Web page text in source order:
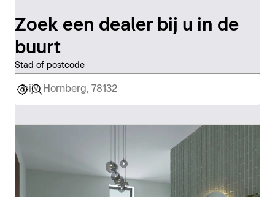
Zoek een dealer bij u in de
buurt
Stad of postcode